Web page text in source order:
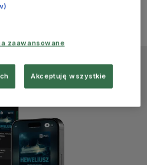
zaawansowane
Akceptuję wszystkie